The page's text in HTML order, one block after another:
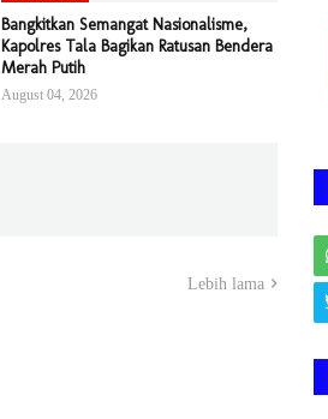
Bangkitkan Semangat Nasionalisme,
Kapolres Tala Bagikan Ratusan Bendera
Merah Putih
August 04, 2026
Lebih lama